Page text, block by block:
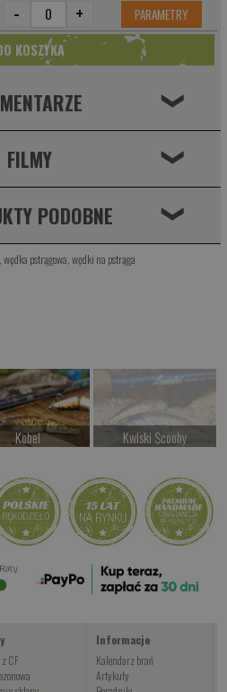
- + PARAMETRY
❮
FILMY ❮
PODOBNE ❮
,wędka pstrągowa ,wędki na pstrąga
Kobel
Kup teraz >
Kwiski Scooby
Kup teraz >
CF
Informacje
Kalendarz brań
Artykuły